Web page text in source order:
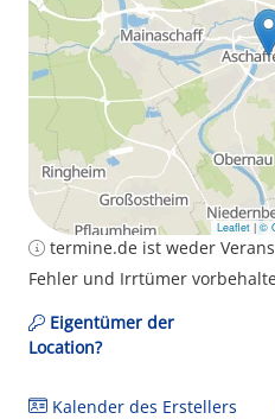
Leaflet | ©
termine.de ist weder
Fehler und Irrtümer
Eigentümer der
Location?
Kalender des Erstellers